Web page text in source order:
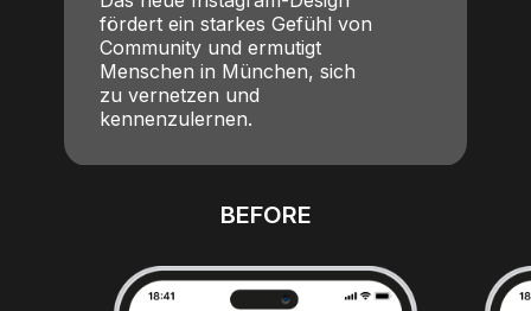
fördert ein starkes Gefühl von
Community und ermutigt
Menschen in München, sich
zu vernetzen und
kennenzulernen.
BEFORE